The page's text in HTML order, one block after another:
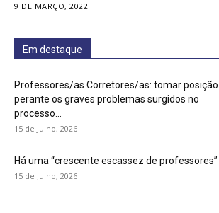
9 DE MARÇO, 2022
Em destaque
Professores/as Corretores/as: tomar posição
perante os graves problemas surgidos no
processo...
15 de Julho, 2026
Há uma “crescente escassez de professores”
15 de Julho, 2026